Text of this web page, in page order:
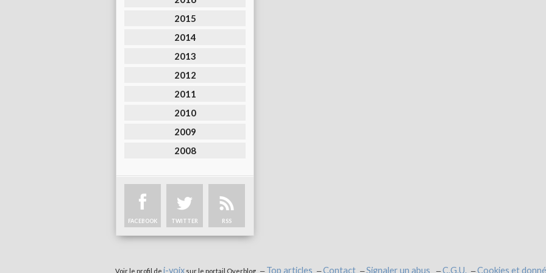
2015
2014
2013
2012
2011
2010
2009
2008
FACEBOOK TWITTER RSS
Voir le profil de i-voixsur le portail Overblog Top articles Contact Signaler un abus C.G.U. Cookies et